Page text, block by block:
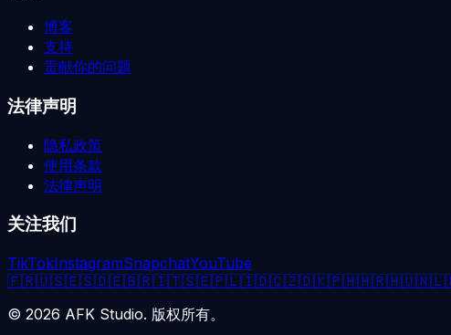
博客
支持
贡献你的问题
法律声明
隐私政策
使用条款
法律声明
关注我们
TikTokInstagramSnapchatYouTube
🇫🇷🇺🇸🇪🇸🇩🇪🇧🇷🇮🇹🇸🇪🇵🇱🇮🇩🇨🇿🇩🇰🇵🇭🇭🇷🇭🇺🇳🇱
© 2026 AFK Studio. 版权所有。